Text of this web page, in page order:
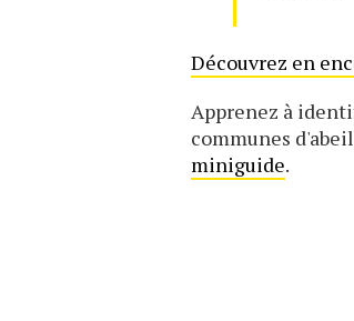
Découvrez en
Apprenez à
communes
miniguide.